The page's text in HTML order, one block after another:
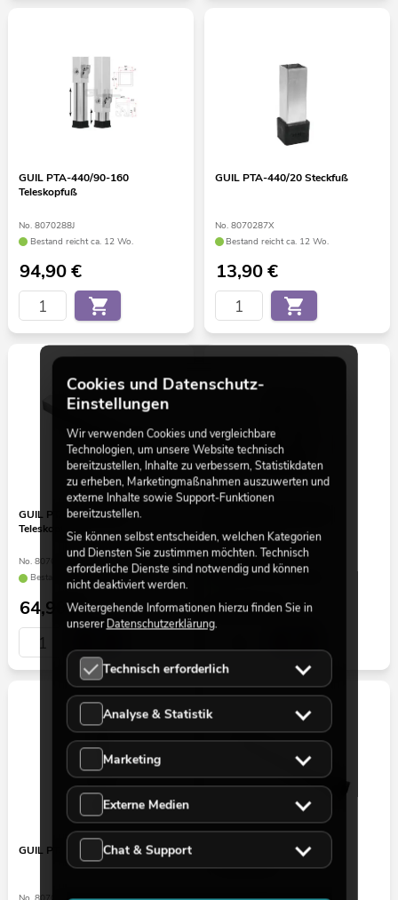
GUIL PTA-440/90-160
Teleskopfuß
No. 8070288J
Bestand reicht ca. 12 Wo.
94,90€
GUIL PTA-440/20 Steckfuß
No. 8070287X
Bestand reicht ca. 12 Wo.
13,90€
GUIL PTA-440/40-60
Teleskopfuß
No. 8070288C
Bestand reicht ca. 12 Wo.
64,90€
Teleskopfuß
No. 8070288H
Bestand reicht ca. 6 Wo.
89,90€
GUIL PTA-440/40 Steckfuß
GUIL PTA-440/50-80
Teleskopfuß
Cookies und Datenschutz-
Einstellungen
Wir verwenden Cookies und vergleichbare
Technologien, um unsere Website technisch
bereitzustellen, Inhalte zu verbessern, Statistikdaten
zu erheben, Marketingmaßnahmen auszuwerten und
externe Inhalte sowie Support-Funktionen
bereitzustellen.
Sie können selbst entscheiden, welchen Kategorien
und Diensten Sie zustimmen möchten. Technisch
erforderliche Dienste sind notwendig und können
nicht deaktiviert werden.
Weitergehende Informationen hierzu finden Sie in
unsererDatenschutzerklärung.
Technisch erforderlich
Analyse & Statistik
Marketing
Externe Medien
Chat & Support